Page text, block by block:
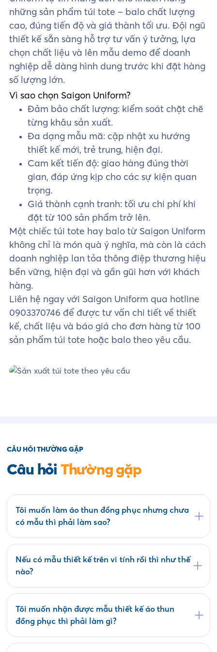
những sản phẩm túi tote – balo chất lượng
cao, đúng tiến độ và giá thành tối ưu. Đội ngũ
thiết kế sẵn sàng hỗ trợ tư vấn ý tưởng, lựa
chọn chất liệu và lên mẫu demo để doanh
nghiệp dễ dàng hình dung trước khi đặt hàng
số lượng lớn.
Vì sao chọn Saigon Uniform?
Đảm bảo chất lượng: kiểm soát chặt chẽ
từng khâu sản xuất.
Đa dạng mẫu mã: cập nhật xu hướng
thiết kế mới, trẻ trung, hiện đại.
Cam kết tiến độ: giao hàng đúng thời
gian, đáp ứng kịp cho các sự kiện quan
trọng.
Giá thành cạnh tranh: tối ưu chi phí khi
đặt từ 100 sản phẩm trở lên.
Một chiếc túi tote hay balo từ Saigon Uniform
không chỉ là món quà ý nghĩa, mà còn là cách
doanh nghiệp lan tỏa thông điệp thương hiệu
bền vững, hiện đại và gần gũi hơn với khách
hàng.
Liên hệ ngay với Saigon Uniform qua hotline
0903370746 để được tư vấn chi tiết về thiết
kế, chất liệu và báo giá cho đơn hàng từ 100
sản phẩm túi tote hoặc balo theo yêu cầu.
CÂU HỎI THƯỜNG GẶP
Câu hỏiThường gặp
Tôi muốn làm áo thun đồng phục nhưng chưa
có mẫu thì phải làm sao?
phục có sẵn tại website saigonuniform.com hoặc
đến trực tiếp văn phòng Saigon Uniform tại địa
chỉ 21/6 Lê Thị Hà, Thới Tam Thôn, Hóc Môn để
Nếu có mẫu thiết kế trên vi tính rồi thì như thế
nào?
mẫu của Quý khách có phù hợp về kỹ thuật in áo
thun đồng phục không? Nếu duyệt mẫu chúng tôi
sẽ tiến hành ký kết hợp đồng và sản xuất hàng
Tôi muốn nhận được mẫu thiết kế áo thun
đồng phục thì phải làm gì?
các bước: